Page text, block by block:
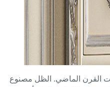
القرن الماضي. الظل مصنوع